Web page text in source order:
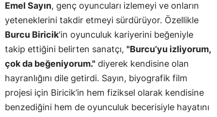
Emel Sayın, genç oyuncuları izlemeyi ve onların
yeteneklerini takdir etmeyi sürdürüyor. Özellikle
Burcu Biricik'in oyunculuk kariyerini beğeniyle
takip ettiğini belirten sanatçı, "Burcu’yu izliyorum,
çok da beğeniyorum." diyerek kendisine olan
hayranlığını dile getirdi. Sayın, biyografik film
projesi için Biricik’in hem fiziksel olarak kendisine
benzediğini hem de oyunculuk becerisiyle hayatını